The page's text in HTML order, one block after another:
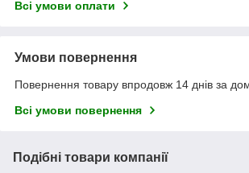
Всі умови оплати
Умови повернення
Повернення товару впродовж 14 днів за
Всі умови повернення
Подібні товари компанії